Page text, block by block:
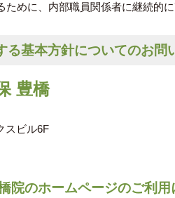
めに、内部職員関係者に継続的
る基本方針についてのお問
豊橋
スビル6F
のホームページのご利用